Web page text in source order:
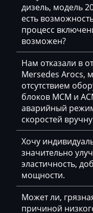
Infiniti
International
Iran Khodro
Isuzu
Iveco
Jac
Jaecoo
Jaguar
JCB
Jeep
Jetour
дизель, модель
есть
процесс
возможен?
Нам отказали в
Mersedes Arocs,
отсутствием
блоков MCM и
аварийный
скоростей
Хочу
значительно
эластичность,
мощности.
Может ли,
причиной